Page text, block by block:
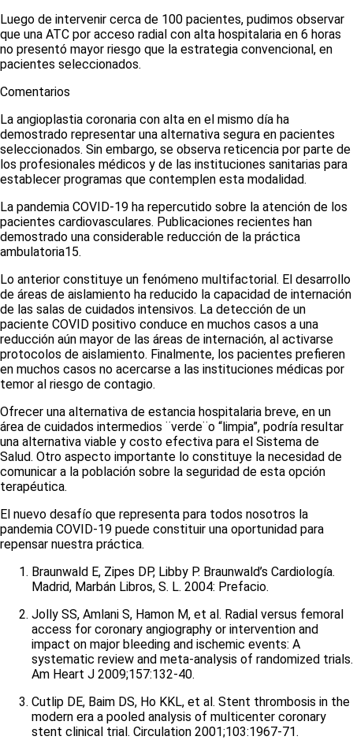
Luego de intervenir cerca de 100 pacientes, pudimos observar
que una ATC por acceso radial con alta hospitalaria en 6 horas
no presentó mayor riesgo que la estrategia convencional, en
pacientes seleccionados.
Comentarios
La angioplastia coronaria con alta en el mismo día ha
demostrado representar una alternativa segura en pacientes
seleccionados. Sin embargo, se observa reticencia por parte de
los profesionales médicos y de las instituciones sanitarias para
establecer programas que contemplen esta modalidad.
La pandemia COVID-19 ha repercutido sobre la atención de los
pacientes cardiovasculares. Publicaciones recientes han
demostrado una considerable reducción de la práctica
ambulatoria15.
Lo anterior constituye un fenómeno multifactorial. El desarrollo
de áreas de aislamiento ha reducido la capacidad de internación
de las salas de cuidados intensivos. La detección de un
paciente COVID positivo conduce en muchos casos a una
reducción aún mayor de las áreas de internación, al activarse
protocolos de aislamiento. Finalmente, los pacientes prefieren
en muchos casos no acercarse a las instituciones médicas por
temor al riesgo de contagio.
Ofrecer una alternativa de estancia hospitalaria breve, en un
área de cuidados intermedios ¨verde¨o “limpia”, podría resultar
una alternativa viable y costo efectiva para el Sistema de
Salud. Otro aspecto importante lo constituye la necesidad de
comunicar a la población sobre la seguridad de esta opción
terapéutica.
El nuevo desafío que representa para todos nosotros la
pandemia COVID-19 puede constituir una oportunidad para
repensar nuestra práctica.
Braunwald E, Zipes DP, Libby P. Braunwald’s Cardiología.
Madrid, Marbán Libros, S. L. 2004: Prefacio.
Jolly SS, Amlani S, Hamon M, et al. Radial versus femoral
access for coronary angiography or intervention and
impact on major bleeding and ischemic events: A
systematic review and meta-analysis of randomized trials.
Am Heart J 2009;157:132-40.
Cutlip DE, Baim DS, Ho KKL, et al. Stent thrombosis in the
modern era a pooled analysis of multicenter coronary
stent clinical trial. Circulation 2001;103:1967-71.